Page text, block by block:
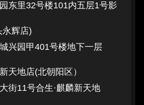
东里32号楼101内五层1号影
永辉店)
兴园甲401号楼地下一层
天地店(北朝阳区）
街11号合生·麒麟新天地